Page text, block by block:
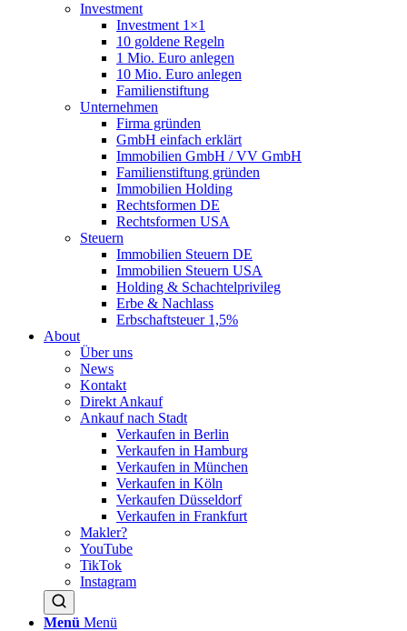
Investment
Investment 1×1
10 goldene Regeln
1 Mio. Euro anlegen
10 Mio. Euro anlegen
Familienstiftung
Unternehmen
Firma gründen
GmbH einfach erklärt
Immobilien GmbH / VV GmbH
Familienstiftung gründen
Immobilien Holding
Rechtsformen DE
Rechtsformen USA
Steuern
Immobilien Steuern DE
Immobilien Steuern USA
Holding & Schachtelprivileg
Erbe & Nachlass
Erbschaftsteuer 1,5%
About
Über uns
News
Kontakt
Direkt Ankauf
Ankauf nach Stadt
Verkaufen in Berlin
Verkaufen in Hamburg
Verkaufen in München
Verkaufen in Köln
Verkaufen Düsseldorf
Verkaufen in Frankfurt
Makler?
YouTube
TikTok
Instagram
Menü Menü